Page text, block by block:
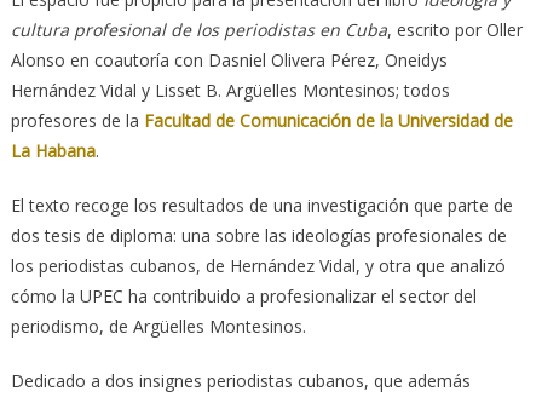
cultura profesional de los periodistas en Cuba, escrito por Oller
Alonso en coautoría con Dasniel Olivera Pérez, Oneidys
Hernández Vidal y Lisset B. Argüelles Montesinos; todos
profesores de la Facultad de Comunicación de la Universidad de
La Habana.
El texto recoge los resultados de una investigación que parte de
dos tesis de diploma: una sobre las ideologías profesionales de
los periodistas cubanos, de Hernández Vidal, y otra que analizó
cómo la UPEC ha contribuido a profesionalizar el sector del
periodismo, de Argüelles Montesinos.
Dedicado a dos insignes periodistas cubanos, que además